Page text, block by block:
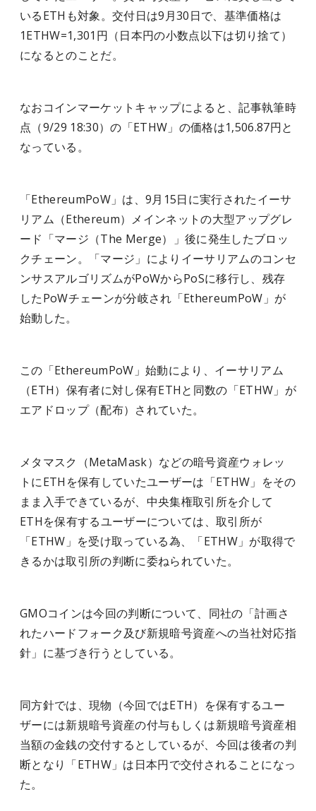
いるETHも対象。交付日は9月30日で、基準価格は
1ETHW=1,301円（日本円の小数点以下は切り捨て）
になるとのことだ。
なおコインマーケットキャップによると、記事執筆時
点（9/29 18:30）の「ETHW」の価格は1,506.87円と
なっている。
「EthereumPoW」は、9月15日に実行されたイーサ
リアム（Ethereum）メインネットの大型アップグレ
ード「マージ（The Merge）」後に発生したブロッ
クチェーン。「マージ」によりイーサリアムのコンセ
ンサスアルゴリズムがPoWからPoSに移行し、残存
したPoWチェーンが分岐され「EthereumPoW」が
始動した。
この「EthereumPoW」始動により、イーサリアム
（ETH）保有者に対し保有ETHと同数の「ETHW」が
エアドロップ（配布）されていた。
メタマスク（MetaMask）などの暗号資産ウォレッ
トにETHを保有していたユーザーは「ETHW」をその
まま入手できているが、中央集権取引所を介して
ETHを保有するユーザーについては、取引所が
「ETHW」を受け取っている為、「ETHW」が取得で
きるかは取引所の判断に委ねられていた。
GMOコインは今回の判断について、同社の「計画さ
れたハードフォーク及び新規暗号資産への当社対応指
針」に基づき行うとしている。
同方針では、現物（今回ではETH）を保有するユー
ザーには新規暗号資産の付与もしくは新規暗号資産相
当額の金銭の交付するとしているが、今回は後者の判
断となり「ETHW」は日本円で交付されることになっ
た。